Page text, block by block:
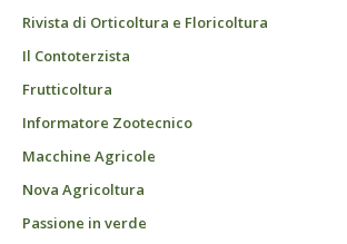
Rivista di Orticoltura e Floricoltura
Il Contoterzista
Frutticoltura
Informatore Zootecnico
Macchine Agricole
Nova Agricoltura
Passione in verde